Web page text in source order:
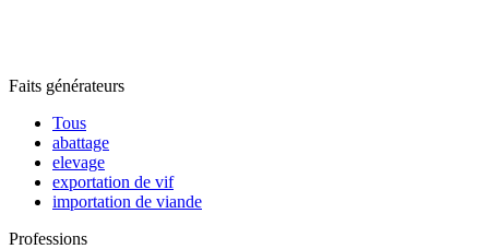
Faits générateurs
Tous
abattage
elevage
exportation de vif
importation de viande
Professions